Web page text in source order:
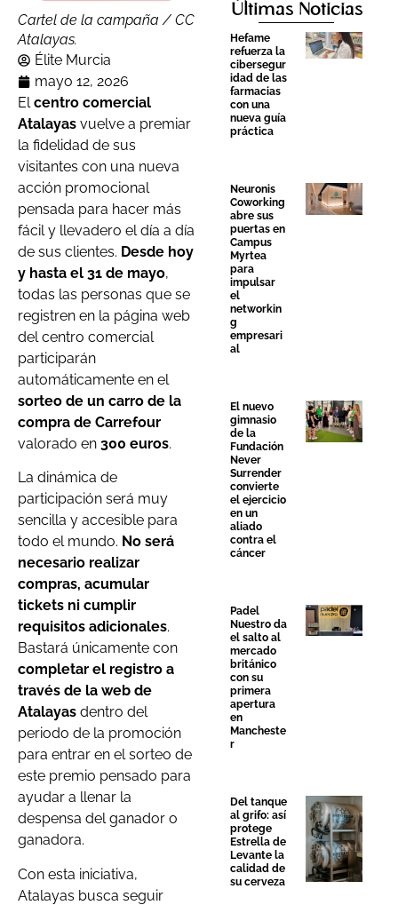
Cartel de la campaña / CC
Atalayas.
Élite Murcia
mayo 12, 2026
Elcentro comercial
Atalayas vuelve a premiar
la fidelidad de sus
visitantes con una nueva
acción promocional
pensada para hacer más
fácil y llevadero el día a día
de sus clientes. Desde hoy
y hasta el 31 de mayo,
todas las personas que se
registren en la página web
del centro comercial
participarán
automáticamente en el
sorteo de un carro de la
compra de Carrefour
valorado en 300 euros.
La dinámica de
participación será muy
sencilla y accesible para
todo el mundo. No será
necesario realizar
compras, acumular
tickets ni cumplir
requisitos adicionales.
Bastará únicamente con
completar el registro a
través de la web de
Atalayas dentro del
periodo de la promoción
para entrar en el sorteo de
este premio pensado para
ayudar a llenar la
despensa del ganador o
ganadora.
Con esta iniciativa,
Atalayas busca seguir
Últimas Noticias
Hefame
refuerza la
cibersegur
idad de las
farmacias
con una
nueva guía
práctica
Neuronis
Coworking
abre sus
puertas en
Campus
Myrtea
para
impulsar
el
networkin
g
empresari
al
El nuevo
gimnasio
de la
Fundación
Never
Surrender
convierte
el ejercicio
en un
aliado
contra el
cáncer
Padel
Nuestro da
el salto al
mercado
británico
con su
primera
apertura
en
Mancheste
r
Del tanque
al grifo: así
protege
Estrella de
Levante la
calidad de
su cerveza